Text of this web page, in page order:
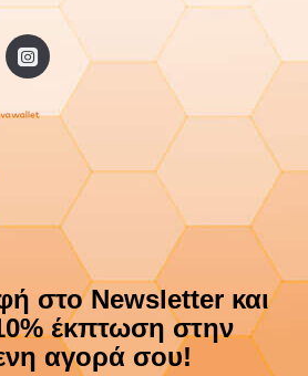
στο Newsletter και
έκπτωση στην
αγορά σου!